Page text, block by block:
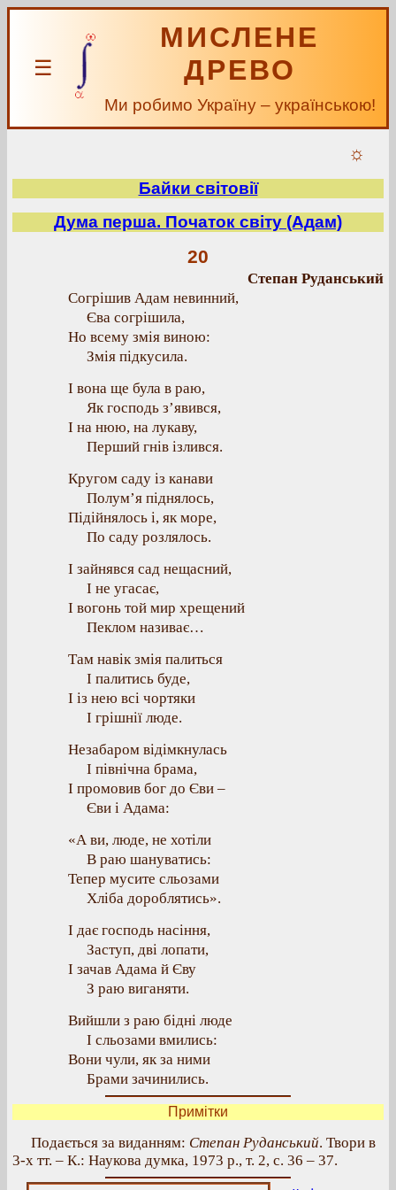
☰
МИСЛЕНЕ
ДРЕВО
Ми робимо Україну – українською!
☼
Байки світовії
Дума перша. Початок світу (Адам)
20
Степан Руданський
Согрішив Адам невинний,
Єва согрішила,
Но всему змія виною:
Змія підкусила.
І вона ще була в раю,
Як господь з’явився,
І на нюю, на лукаву,
Перший гнів ізлився.
Кругом саду із канави
Полум’я піднялось,
Підійнялось і, як море,
По саду розлялось.
І зайнявся сад нещасний,
І не угасає,
І вогонь той мир хрещений
Пеклом називає…
Там навік змія палиться
І палитись буде,
І із нею всі чортяки
І грішнії люде.
Незабаром відімкнулась
І північна брама,
І промовив бог до Єви –
Єви і Адама:
«А ви, люде, не хотіли
В раю шануватись:
Тепер мусите сльозами
Хліба дороблятись».
І дає господь насіння,
Заступ, дві лопати,
І зачав Адама й Єву
З раю виганяти.
Вийшли з раю бідні люде
І сльозами вмились:
Вони чули, як за ними
Брами зачинились.
Примітки
Подається за виданням: Степан Руданський. Твори в
3-х тт. – К.: Наукова думка, 1973 р., т. 2, с. 36 – 37.